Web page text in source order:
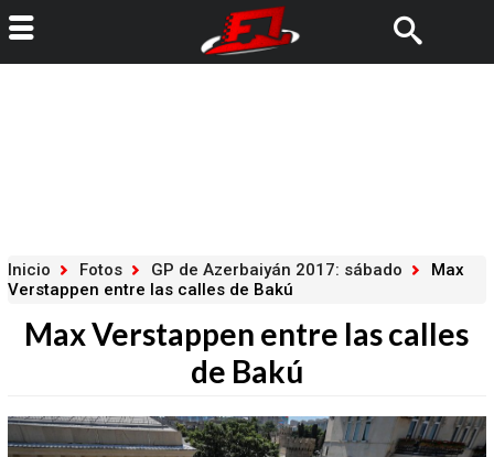
Inicio Fotos GP de Azerbaiyán 2017: sábado
Max
Verstappen entre las calles de Bakú
Max Verstappen entre las calles
de Bakú